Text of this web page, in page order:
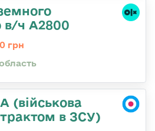
в/ч А2800
грн
(військова
в ЗСУ)